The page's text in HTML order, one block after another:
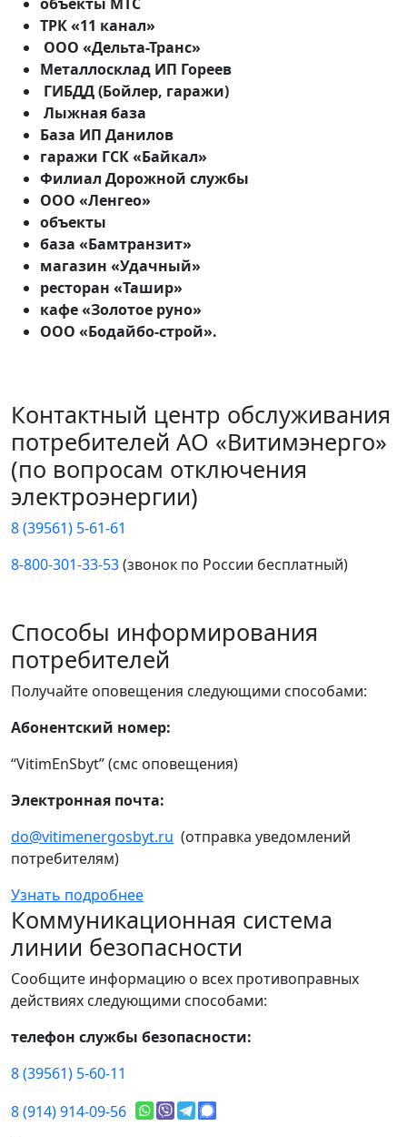
ТРК «11 канал»
ООО «Дельта-Транс»
Металлосклад ИП Гореев
ГИБДД (Бойлер, гаражи)
Лыжная база
База ИП Данилов
гаражи ГСК «Байкал»
Филиал Дорожной службы
ООО «Ленгео»
объекты
база «Бамтранзит»
магазин «Удачный»
ресторан «Ташир»
кафе «Золотое руно»
ООО «Бодайбо-строй».
Контактный центр обслуживания
потребителей АО «Витимэнерго»
(по вопросам отключения
электроэнергии)
8 (39561) 5-61-61
8-800-301-33-53(звонок по России бесплатный)
Способы информирования
потребителей
Получайте оповещения следующими способами:
Абонентский номер:
“VitimEnSbyt” (смс оповещения)
Электронная почта:
do@vitimenergosbyt.ru (отправка уведомлений
потребителям)
Узнать подробнее
Коммуникационная система
линии безопасности
Сообщите информацию о всех противоправных
действиях следующими способами:
телефон службы безопасности:
8 (39561) 5-60-11
8 (914) 914-09-56